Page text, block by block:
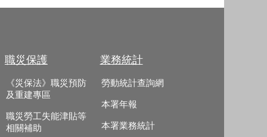
職災保護
《災保法》職災預防
及重建專區
職災勞工失能津貼等
相關補助
業務統計
勞動統計查詢網
本署年報
本署業務統計